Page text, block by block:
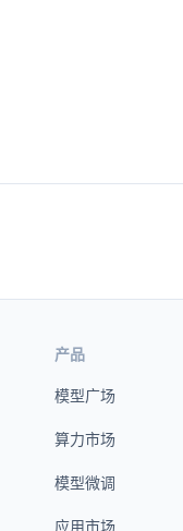
产品
模型广场
算力市场
模型微调
应用市场